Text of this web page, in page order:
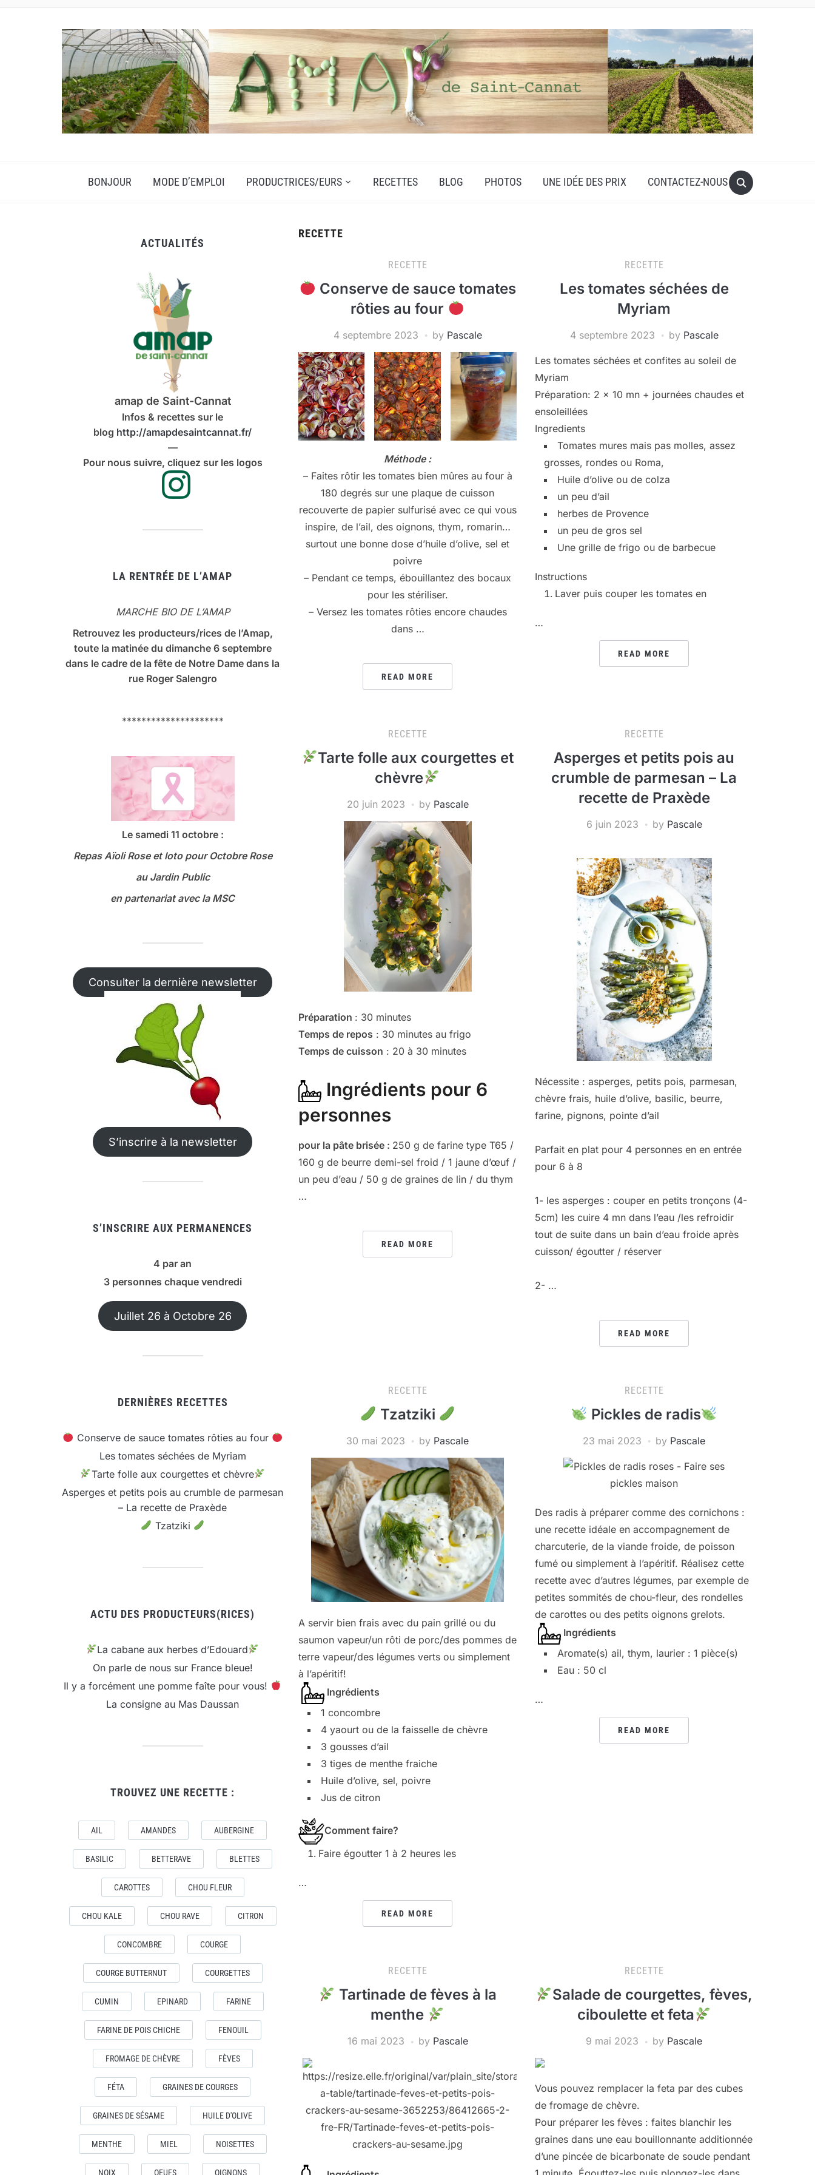
BONJOUR MODE D’EMPLOI PRODUCTRICES/EURS RECETTES BLOG PHOTOS UNE IDÉE DES PRIX CONTACTEZ-NOUS
ACTUALITÉS
amap de Saint-Cannat
Infos & recettes sur le
blog http://amapdesaintcannat.fr/
—
Pour nous suivre, cliquez sur les logos
LA RENTRÉE DE L’AMAP
MARCHE BIO DE L’AMAP
Retrouvez les producteurs/rices de l’Amap,
toute la matinée du dimanche 6 septembre
dans le cadre de la fête de Notre Dame dans la
rue Roger Salengro
*********************
Le samedi 11 octobre :
Repas Aïoli Rose et loto pour Octobre Rose
au Jardin Public
en partenariat avec la MSC
Consulter la dernière newsletter
S’inscrire à la newsletter
S’INSCRIRE AUX PERMANENCES
4 par an
3 personnes chaque vendredi
Juillet 26 à Octobre 26
DERNIÈRES RECETTES
Conserve de sauce tomates rôties au four
Les tomates séchées de Myriam
Tarte folle aux courgettes et chèvre
Asperges et petits pois au crumble de parmesan
– La recette de Praxède
Tzatziki
ACTU DES PRODUCTEURS(RICES)
La cabane aux herbes d’Edouard
On parle de nous sur France bleue!
Il y a forcément une pomme faîte pour vous!
La consigne au Mas Daussan
TROUVEZ UNE RECETTE :
AIL AMANDES AUBERGINE
BASILIC BETTERAVE BLETTES
CAROTTES CHOU FLEUR
CHOU KALE CHOU RAVE CITRON
CONCOMBRE COURGE
COURGE BUTTERNUT COURGETTES
CUMIN EPINARD FARINE
FARINE DE POIS CHICHE FENOUIL
FROMAGE DE CHÈVRE FÈVES
FÉTA GRAINES DE COURGES
GRAINES DE SÉSAME HUILE D'OLIVE
MENTHE MIEL NOISETTES
NOIX OEUFS OIGNONS
RECETTE
RECETTE
Conserve de sauce tomates
rôties au four
4 septembre 2023 by Pascale
Méthode :
– Faites rôtir les tomates bien mûres au four à
180 degrés sur une plaque de cuisson
recouverte de papier sulfurisé avec ce qui vous
inspire, de l’ail, des oignons, thym, romarin…
surtout une bonne dose d’huile d’olive, sel et
poivre
– Pendant ce temps, ébouillantez des bocaux
pour les stériliser.
– Versez les tomates rôties encore chaudes
dans …
READ MORE
RECETTE
Les tomates séchées de
Myriam
4 septembre 2023 by Pascale
Les tomates séchées et confites au soleil de
Myriam
Préparation: 2 x 10 mn + journées chaudes et
ensoleillées
Ingredients
Tomates mures mais pas molles, assez
grosses, rondes ou Roma,
Huile d’olive ou de colza
un peu d’ail
herbes de Provence
un peu de gros sel
Une grille de frigo ou de barbecue
Instructions
Laver puis couper les tomates en
…
READ MORE
RECETTE
Tarte folle aux courgettes et
chèvre
20 juin 2023 by Pascale
Préparation : 30 minutes
Temps de repos : 30 minutes au frigo
Temps de cuisson : 20 à 30 minutes
Ingrédients pour 6
personnes
pour la pâte brisée : 250 g de farine type T65 /
160 g de beurre demi-sel froid / 1 jaune d’œuf /
un peu d’eau / 50 g de graines de lin / du thym
…
READ MORE
RECETTE
Asperges et petits pois au
crumble de parmesan – La
recette de Praxède
6 juin 2023 by Pascale
Nécessite : asperges, petits pois, parmesan,
chèvre frais, huile d’olive, basilic, beurre,
farine, pignons, pointe d’ail
Parfait en plat pour 4 personnes en en entrée
pour 6 à 8
1- les asperges : couper en petits tronçons (4-
5cm) les cuire 4 mn dans l’eau /les refroidir
tout de suite dans un bain d’eau froide après
cuisson/ égoutter / réserver
2- …
READ MORE
RECETTE
Tzatziki
30 mai 2023 by Pascale
A servir bien frais avec du pain grillé ou du
saumon vapeur/un rôti de porc/des pommes de
terre vapeur/des légumes verts ou simplement
à l’apéritif!
Ingrédients
1 concombre
4 yaourt ou de la faisselle de chèvre
3 gousses d’ail
3 tiges de menthe fraiche
Huile d’olive, sel, poivre
Jus de citron
Comment faire?
Faire égoutter 1 à 2 heures les
…
READ MORE
RECETTE
Pickles de radis
23 mai 2023 by Pascale
Des radis à préparer comme des cornichons :
une recette idéale en accompagnement de
charcuterie, de la viande froide, de poisson
fumé ou simplement à l’apéritif. Réalisez cette
recette avec d’autres légumes, par exemple de
petites sommités de chou-fleur, des rondelles
de carottes ou des petits oignons grelots.
Ingrédients
Aromate(s) ail, thym, laurier : 1 pièce(s)
Eau : 50 cl
…
READ MORE
RECETTE
Tartinade de fèves à la
menthe
16 mai 2023 by Pascale
RECETTE
Salade de courgettes, fèves,
ciboulette et feta
9 mai 2023 by Pascale
Vous pouvez remplacer la feta par des cubes
de fromage de chèvre.
Pour préparer les fèves : faites blanchir les
graines dans une eau bouillonnante additionnée
d’une pincée de bicarbonate de soude pendant